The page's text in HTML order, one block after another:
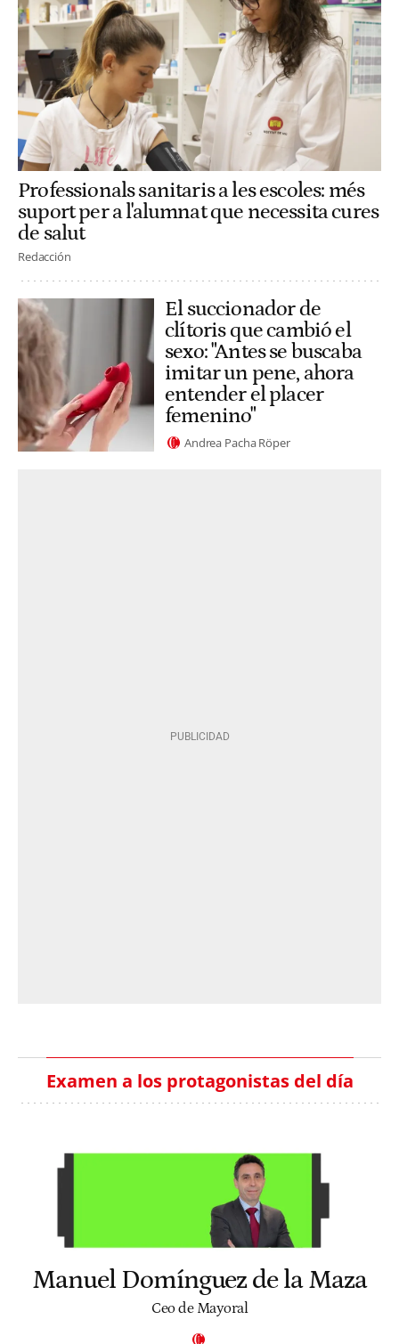
Professionals sanitaris a les escoles: més
suport per a l'alumnat que necessita cures
de salut
Redacción
El succionador de
clítoris que cambió el
sexo: "Antes se buscaba
imitar un pene, ahora
entender el placer
femenino"
Andrea Pacha Röper
Examen a los protagonistas del día
Manuel Domínguez de la Maza
Ceo de Mayoral